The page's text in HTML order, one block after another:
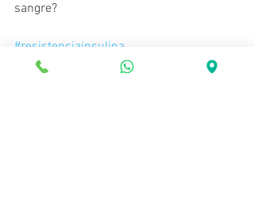
sangre?
#resistenciainsulina